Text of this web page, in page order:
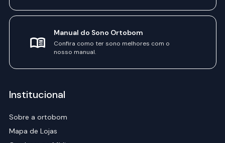
Manual do Sono Ortobom
Confira como ter sono melhores com o
nosso manual.
Institucional
Sobre a ortobom
Mapa de Lojas